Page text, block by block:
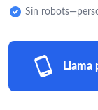
Sin
Llama